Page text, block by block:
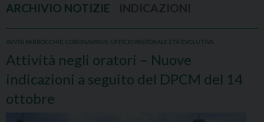
AVVISI PARROCCHIE CORONAVIRUS UFFICIO PASTORALE ETÀ EVOLUTIVA
Attività negli oratori – Nuove
indicazioni a seguito del DPCM del 14
ottobre